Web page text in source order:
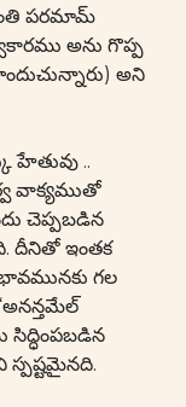
పరమామ్
అను గొప్ప
అని
హేతువు ..
వాక్యముతో
చెప్పబడిన
దీనితో ఇంతక
గల
సిద్ధింపబడిన